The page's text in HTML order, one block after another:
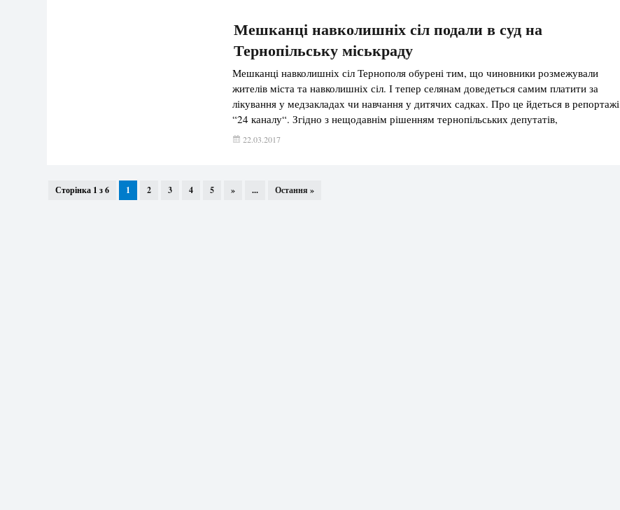
Мешканці навколишніх сіл подали в суд на
Тернопільську міськраду
Мешканці навколишніх сіл Тернополя обурені тим, що чиновники розмежували
жителів міста та навколишніх сіл. І тепер селянам доведеться самим платити за
лікування у медзакладах чи навчання у дитячих садках. Про це йдеться в репортажі
“24 каналу“. Згідно з нещодавнім рішенням тернопільських депутатів,
фінансування дошкільнят, які не є жителями Тернополя, мають брати на себе
22.03.2017
Сторінка 1 з 6 1 2 3 4 5 » ... Остання »